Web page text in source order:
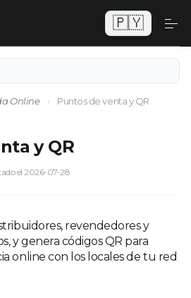
🇵🇾
Online › Puntos de venta y QR
y QR
el 2026-07-28
revendedores y
y genera códigos QR para
online con los locales de tu red